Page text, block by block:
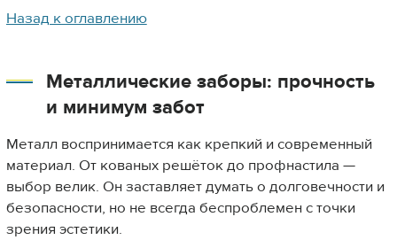
Назад к оглавлению
Металлические заборы: прочность
и минимум забот
Металл воспринимается как крепкий и современный
материал. От кованых решёток до профнастила —
выбор велик. Он заставляет думать о долговечности и
безопасности, но не всегда беспроблемен с точки
зрения эстетики.